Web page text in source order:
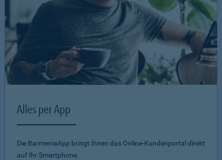
Alles per App
Die BarmeniaApp bringt Ihnen das Online-Kundenportal direkt
auf Ihr Smartphone.